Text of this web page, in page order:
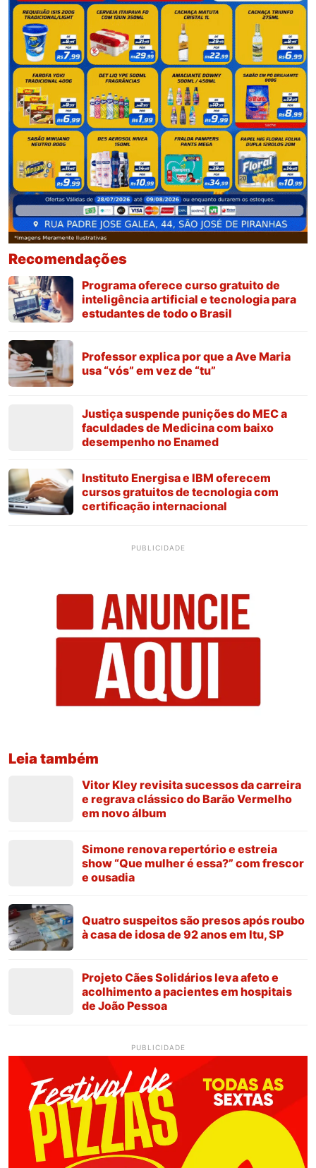
Recomendações
Programa oferece curso gratuito de
inteligência artificial e tecnologia para
estudantes de todo o Brasil
Professor explica por que a Ave Maria
usa “vós” em vez de “tu”
Justiça suspende punições do MEC a
faculdades de Medicina com baixo
desempenho no Enamed
Instituto Energisa e IBM oferecem
cursos gratuitos de tecnologia com
certificação internacional
PUBLICIDADE
Leia também
Vitor Kley revisita sucessos da carreira
e regrava clássico do Barão Vermelho
em novo álbum
Simone renova repertório e estreia
show “Que mulher é essa?” com frescor
e ousadia
Quatro suspeitos são presos após roubo
à casa de idosa de 92 anos em Itu, SP
Projeto Cães Solidários leva afeto e
acolhimento a pacientes em hospitais
de João Pessoa
PUBLICIDADE